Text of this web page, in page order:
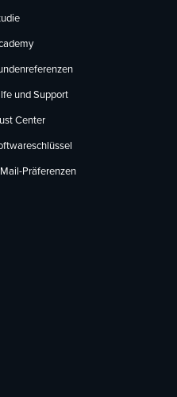
und Support
Center
Mail-Präferenzen